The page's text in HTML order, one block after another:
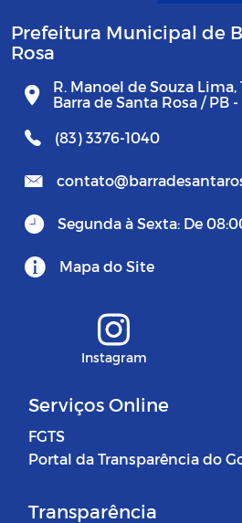
Prefeitura Municipal de
Rosa
R. Manoel de Souza Lima,
Barra de Santa Rosa / PB
(83) 3376-1040
Segunda à Sexta: De
Mapa do Site
Instagram
Serviços Online
FGTS
Portal da Transparência do
Transparência